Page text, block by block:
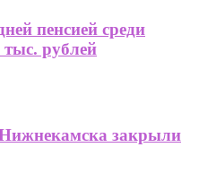
пенсией среди
рублей
закрыли